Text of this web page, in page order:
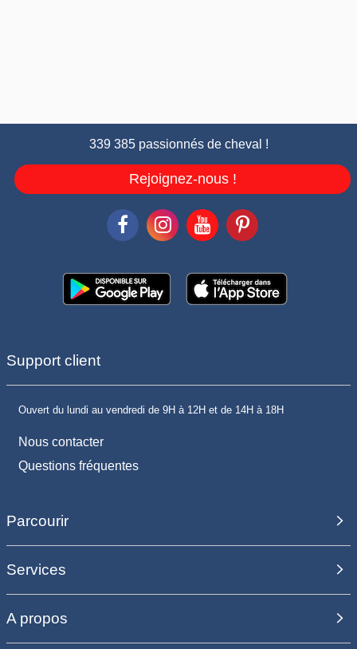
339 385 passionnés de cheval !
Rejoignez-nous !
Support client
Ouvert du lundi au vendredi de 9H à 12H et de 14H à 18H
Nous contacter
Questions fréquentes
Parcourir
Services
A propos